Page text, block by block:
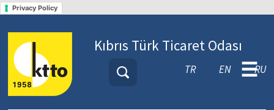
Privacy Policy
Kıbrıs Türk Ticaret Odası
TR EN RU
☰